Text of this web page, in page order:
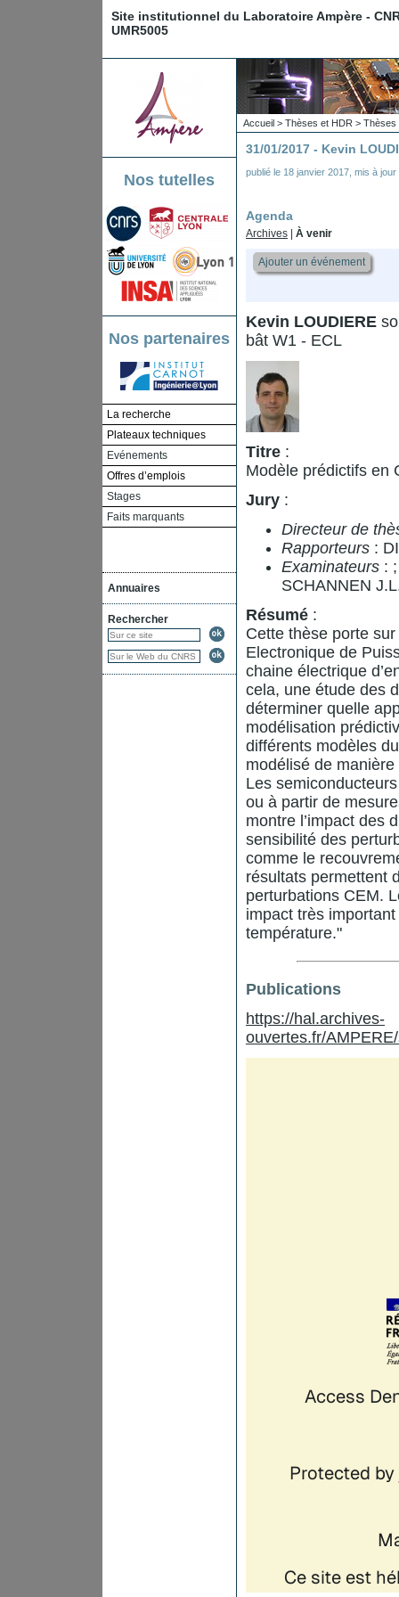
Site institutionnel du Laboratoire Ampère -
UMR5005
Nos tutelles
Nos partenaires
La recherche
Plateaux techniques
Evénements
Offres d’emplois
Stages
Faits marquants
Annuaires
Rechercher
Accueil > Thèses et HDR > Thèses
31/01/2017 - Kevin
publié le 18 janvier 2017 mis à
Agenda
Archives À venir
Ajouter un événement
Kevin LOUDIERE
bât W1 - ECL
Titre :
Modèle prédictifs en
Jury :
Directeur de
Rapporteurs :
Examinateurs :
SCHANNEN
Résumé :
Cette thèse porte
Electronique de
chaine électrique
cela, une étude des
déterminer quelle
modélisation
différents modèles
modélisé de
Les
ou à partir de
montre l’impact des
sensibilité des
comme le
résultats permettent
perturbations CEM.
impact très
température."
Publications
https://hal.archives-
ouvertes.fr/